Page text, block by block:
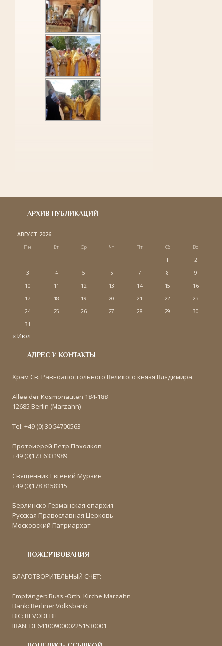
АРХИВ ПУБЛИКАЦИЙ
АВГУСТ 2026
Пн
Вт Ср Чт Пт Сб
Вс
1
2
3
4 5 6 7 8
9
10
11 12 13 14 15
16
17
18 19 20 21 22
23
24
25 26 27 28 29
30
31
« Июл
АДРЕС И КОНТАКТЫ
Храм Св. Равноапостольного Великого князя Владимира
Allee der Kosmonauten 184-188
12685 Berlin (Marzahn)
Tel: +49 (0) 30 54700563
Протоиерей Петр Пахолков
+49 (0)173 6331989
Священник Евгений Мурзин
+49 (0)178 8158315
Берлинско-Германская епархия
Русская Православная Церковь
Московский Патриархат
ПОЖЕРТВОВАНИЯ
БЛАГОТВОРИТЕЛЬНЫЙ СЧЁТ:
Empfänger: Russ.-Orth. Kirche Marzahn
Bank: Berliner Volksbank
BIC: BEVODEBB
IBAN: DE64100900002251530001